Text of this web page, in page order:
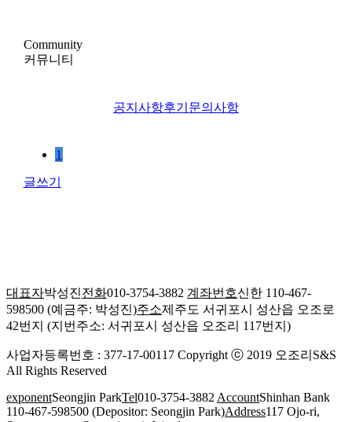
Community
커뮤니티
공지사항후기 문의사항
1
글쓰기
대표자박성진전화010-3754-3882 계좌번호신한 110-467-
598500 (예금주: 박성진)주소제주도 서귀포시 성산읍 오조로
42번지 (지번주소: 서귀포시 성산읍 오조리 117번지)
사업자등록번호 : 377-17-00117 Copyright ⓒ 2019 오조리S&S
All Rights Reserved
exponentSeongjin ParkTel010-3754-3882 AccountShinhan Bank
110-467-598500 (Depositor: Seongjin Park)Address117 Ojo-ri,